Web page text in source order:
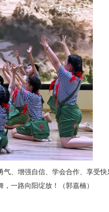
、增强自信、学会合作、享受
一路向阳绽放！（郭嘉楠）